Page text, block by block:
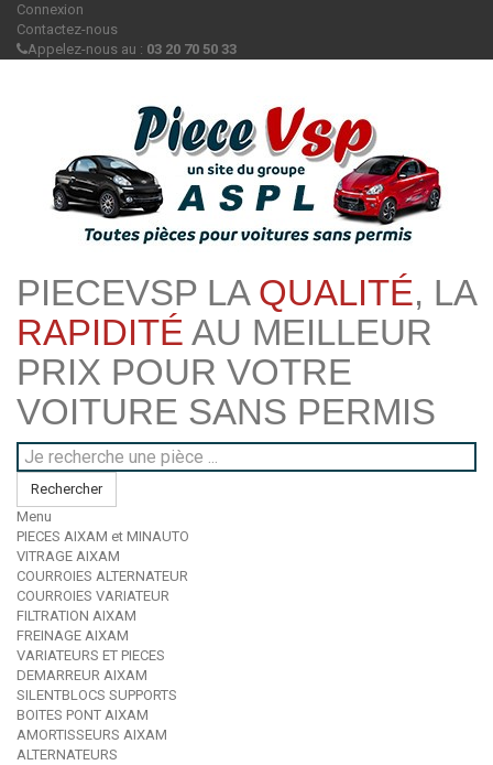
Connexion
Contactez-nous
Appelez-nous au : 03 20 70 50 33
PIECEVSP LA QUALITÉ, LA
RAPIDITÉ AU MEILLEUR
PRIX POUR VOTRE
VOITURE SANS PERMIS
Rechercher
Menu
PIECES AIXAM et MINAUTO
VITRAGE AIXAM
COURROIES ALTERNATEUR
COURROIES VARIATEUR
FILTRATION AIXAM
FREINAGE AIXAM
VARIATEURS ET PIECES
DEMARREUR AIXAM
SILENTBLOCS SUPPORTS
BOITES PONT AIXAM
AMORTISSEURS AIXAM
ALTERNATEURS